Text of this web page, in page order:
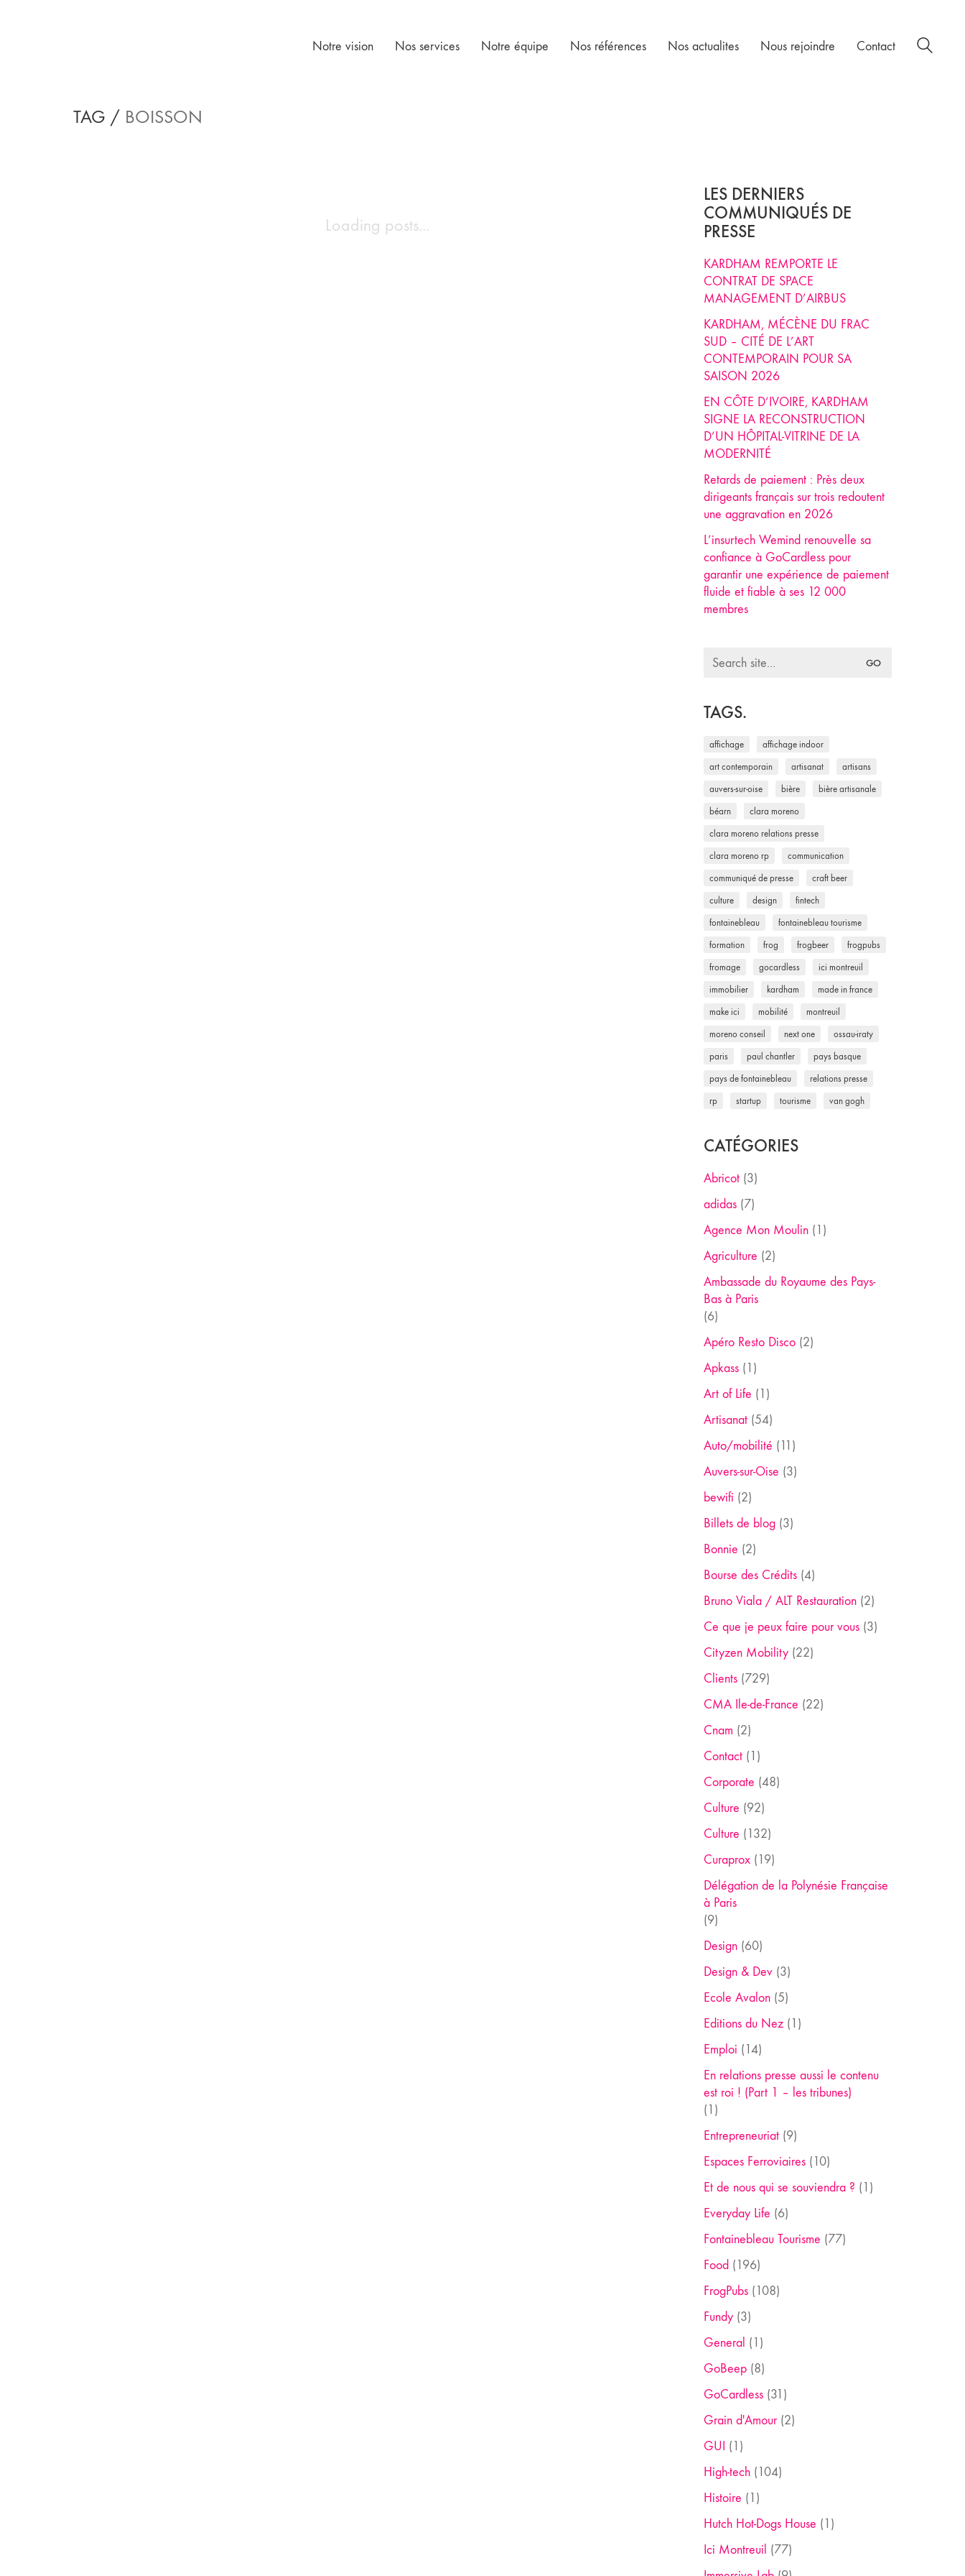
Notre vision Nos services Notre équipe Nos références Nos actualites Nous rejoindre Contact
TAG / BOISSON
Loading posts...
LES DERNIERS
COMMUNIQUÉS DE
PRESSE
KARDHAM REMPORTE LE
CONTRAT DE SPACE
MANAGEMENT D’AIRBUS
KARDHAM, MÉCÈNE DU FRAC
SUD – CITÉ DE L’ART
CONTEMPORAIN POUR SA
SAISON 2026
EN CÔTE D’IVOIRE, KARDHAM
SIGNE LA RECONSTRUCTION
D’UN HÔPITAL-VITRINE DE LA
MODERNITÉ
Retards de paiement : Près deux
dirigeants français sur trois redoutent
une aggravation en 2026
L’insurtech Wemind renouvelle sa
confiance à GoCardless pour
garantir une expérience de paiement
fluide et fiable à ses 12 000
membres
Search
TAGS.
affichage affichage indoor
art contemporain artisanat artisans
auvers-sur-oise bière bière artisanale
béarn clara moreno
clara moreno relations presse
clara moreno rp communication
communiqué de presse craft beer
culture design fintech
fontainebleau fontainebleau tourisme
formation frog frogbeer frogpubs
fromage gocardless ici montreuil
immobilier kardham made in france
make ici mobilité montreuil
moreno conseil next one ossau-iraty
paris paul chantler pays basque
pays de fontainebleau relations presse
rp startup tourisme van gogh
CATÉGORIES
Abricot(3)
adidas(7)
Agence Mon Moulin(1)
Agriculture (2)
Ambassade du Royaume des Pays-
Bas à Paris
(6)
Apéro Resto Disco(2)
Apkass(1)
Art of Life (1)
Artisanat(54)
Auto/mobilité (11)
Auvers-sur-Oise (3)
bewifi (2)
Billets de blog(3)
Bonnie (2)
Bourse des Crédits(4)
Bruno Viala / ALT Restauration(2)
Ce que je peux faire pour vous(3)
Cityzen Mobility(22)
Clients(729)
CMA Ile-de-France (22)
Cnam (2)
Contact(1)
Corporate (48)
Culture (92)
Culture (132)
Curaprox(19)
Délégation de la Polynésie Française
à Paris
(9)
Design(60)
Design & Dev(3)
Ecole Avalon(5)
Editions du Nez(1)
Emploi (14)
En relations presse aussi le contenu
est roi ! (Part 1 – les tribunes)
(1)
Entrepreneuriat(9)
Espaces Ferroviaires(10)
Et de nous qui se souviendra ? (1)
Everyday Life (6)
Fontainebleau Tourisme (77)
Food (196)
FrogPubs(108)
Fundy(3)
General (1)
GoBeep(8)
GoCardless(31)
Grain d'Amour(2)
GUI (1)
High-tech(104)
Histoire (1)
Hutch Hot-Dogs House (1)
Ici Montreuil (77)